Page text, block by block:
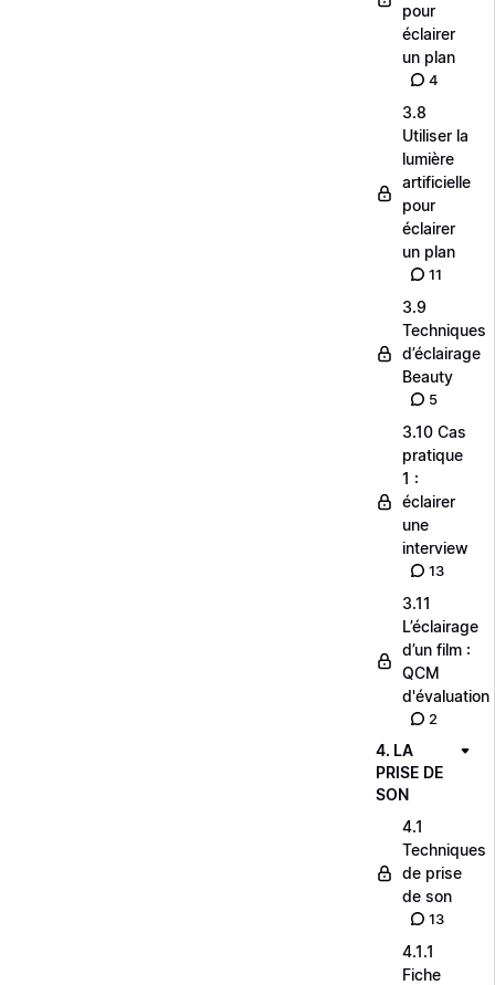
pour
éclairer
un plan
4
3.8
Utiliser la
lumière
artificielle
pour
éclairer
un plan
11
3.9
Techniques
d’éclairage
Beauty
5
3.10 Cas
pratique
1 :
éclairer
une
interview
13
3.11
L’éclairage
d’un film :
QCM
d'évaluation
2
4. LA
PRISE DE
SON
4.1
Techniques
de prise
de son
13
4.1.1
Fiche